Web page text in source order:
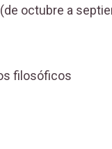
octubre a
filosóficos